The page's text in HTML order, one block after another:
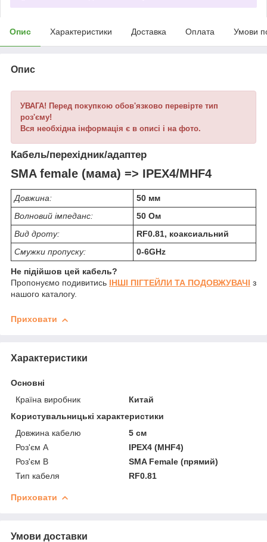
Опис Характеристики Доставка Оплата Умови
Опис
УВАГА! Перед покупкою обов'язково перевірте тип
роз'єму!
Вся необхідна інформація є в описі і на фото.
Кабель/перехідник/адаптер
SMA female (мама) => IPEX4/MHF4
Довжина:
50 мм
Волновий імпеданс:
50 Ом
Вид дроту:
RF0.81, коаксиальний
Смужки пропуску:
0-6GHz
Не підійшов цей кабель?
Пропонуємо подивитись ІНШІ ПІГТЕЙЛИ ТА ПОДОВЖУВАЧІ з
нашого каталогу.
Приховати
Характеристики
Основні
Країна виробник
Китай
Користувальницькі характеристики
Довжина кабелю
5 см
Роз'єм А
IPEX4 (MHF4)
Роз'єм B
SMA Female (прямий)
Тип кабеля
RF0.81
Приховати
Умови доставки